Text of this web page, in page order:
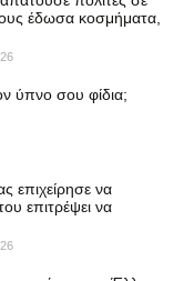
έδωσα κοσμήματα,
ύπνο σου φίδια;
επιχείρησε να
επιτρέψει να